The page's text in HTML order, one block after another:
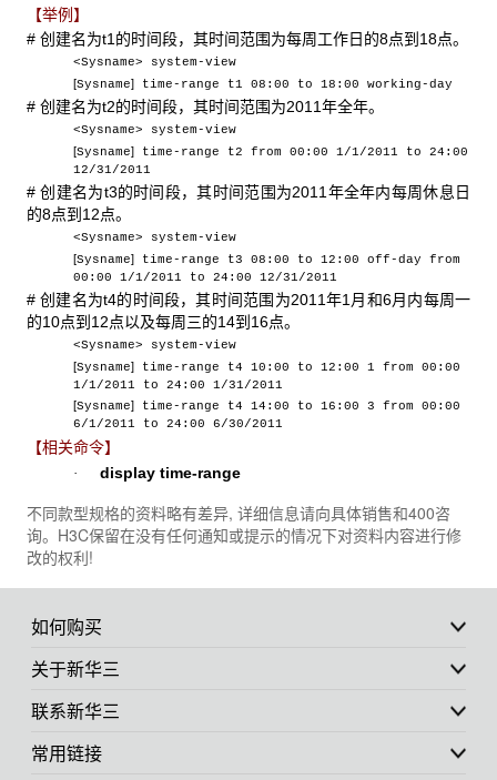
【举例】
# 创建名为t1的时间段，其时间范围为每周工作日的8点到18点。
<Sysname> system-view
[Sysname] time-range t1 08:00 to 18:00 working-day
# 创建名为t2的时间段，其时间范围为2011年全年。
<Sysname> system-view
[Sysname] time-range t2 from 00:00 1/1/2011 to 24:00
12/31/2011
# 创建名为t3的时间段，其时间范围为2011年全年内每周休息日
的8点到12点。
<Sysname> system-view
[Sysname] time-range t3 08:00 to 12:00 off-day from
00:00 1/1/2011 to 24:00 12/31/2011
# 创建名为t4的时间段，其时间范围为2011年1月和6月内每周一
的10点到12点以及每周三的14到16点。
<Sysname> system-view
[Sysname] time-range t4 10:00 to 12:00 1 from 00:00
1/1/2011 to 24:00 1/31/2011
[Sysname] time-range t4 14:00 to 16:00 3 from 00:00
6/1/2011 to 24:00 6/30/2011
【相关命令】
· display time-range
不同款型规格的资料略有差异, 详细信息请向具体销售和400咨
询。H3C保留在没有任何通知或提示的情况下对资料内容进行修
改的权利!
如何购买
关于新华三
联系新华三
常用链接